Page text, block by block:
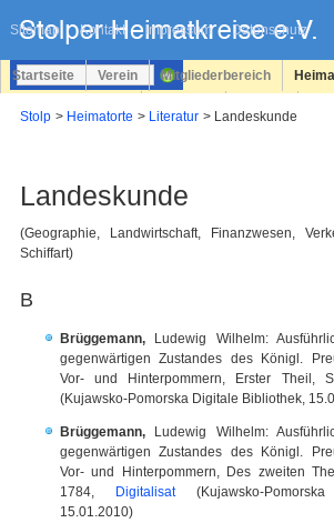
Sitemap Kontakt Impressum Datenschutz
überspringen
Startseite Verein Mitgliederbereich
Stolp Heimatorte Literatur Landeskunde
Landeskunde
(Geographie, Landwirtschaft, Finanzwesen,
Schiffart)
B
Brüggemann,
Ludewig Wilhelm:
gegenwärtigen Zustandes des Königl.
Vor- und Hinterpommern, Erster Theil,
(Kujawsko-Pomorska Digitale Bibliothek,
Brüggemann,
Ludewig Wilhelm:
gegenwärtigen Zustandes des Königl.
Vor- und Hinterpommern, Des zweiten
1784,
Digitalisat(Kujawsko-
15.01.2010)